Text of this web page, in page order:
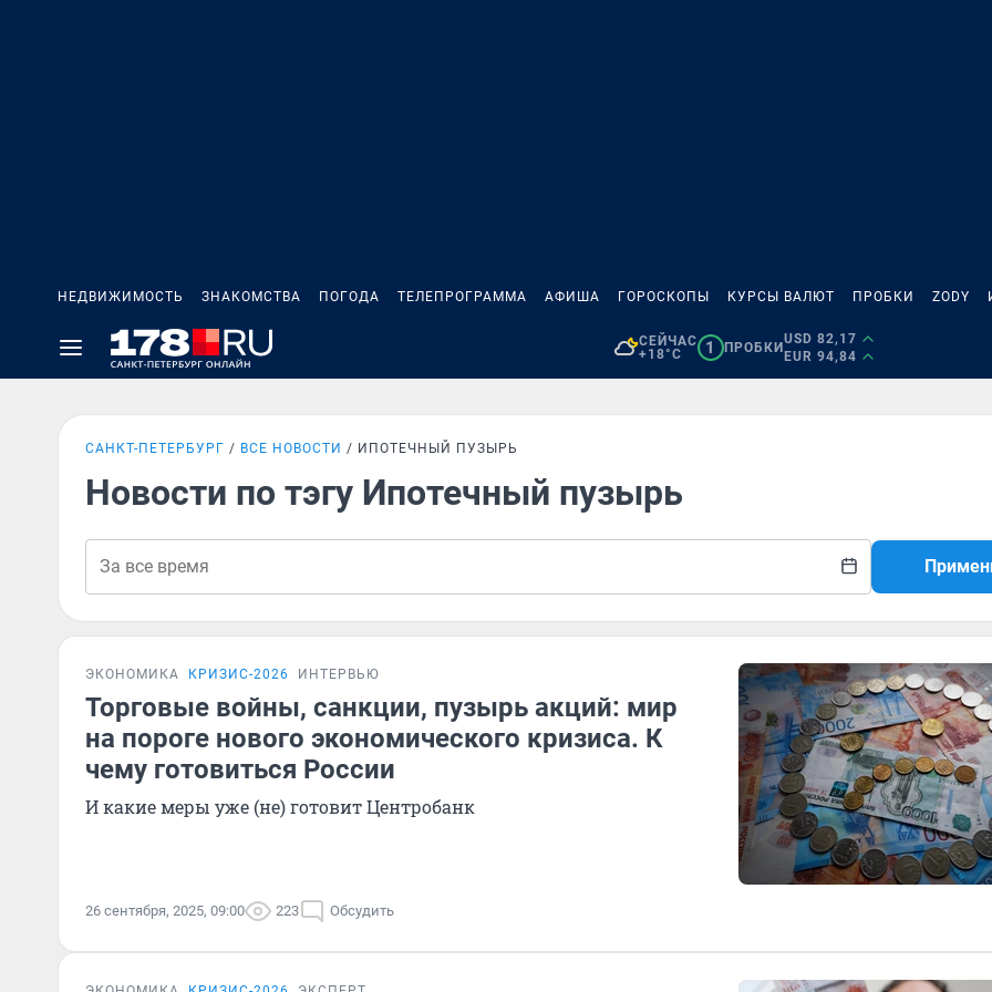
НЕДВИЖИМОСТЬ ЗНАКОМСТВА ПОГОДА ТЕЛЕПРОГРАММА АФИША ГОРОСКОПЫ КУРСЫ ВАЛЮТ ПРОБКИ ZODY
СЕЙЧАС
+18°C
1 ПРОБКИ
USD 82,17
EUR 94,84
САНКТ-ПЕТЕРБУРГ ВСЕ НОВОСТИ ИПОТЕЧНЫЙ ПУЗЫРЬ
Новости по тэгу Ипотечный пузырь
ЭКОНОМИКА КРИЗИС-2026 ИНТЕРВЬЮ
Торговые войны, санкции, пузырь акций: мир
на пороге нового экономического кризиса. К
чему готовиться России
И какие меры уже (не) готовит Центробанк
26 сентября, 2025, 09:00 223 Обсудить